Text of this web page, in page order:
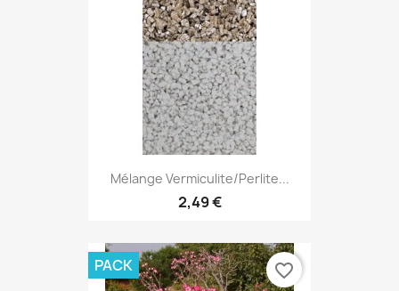
Mélange Vermiculite/perlite...
2,49 €
PACK favorite_border